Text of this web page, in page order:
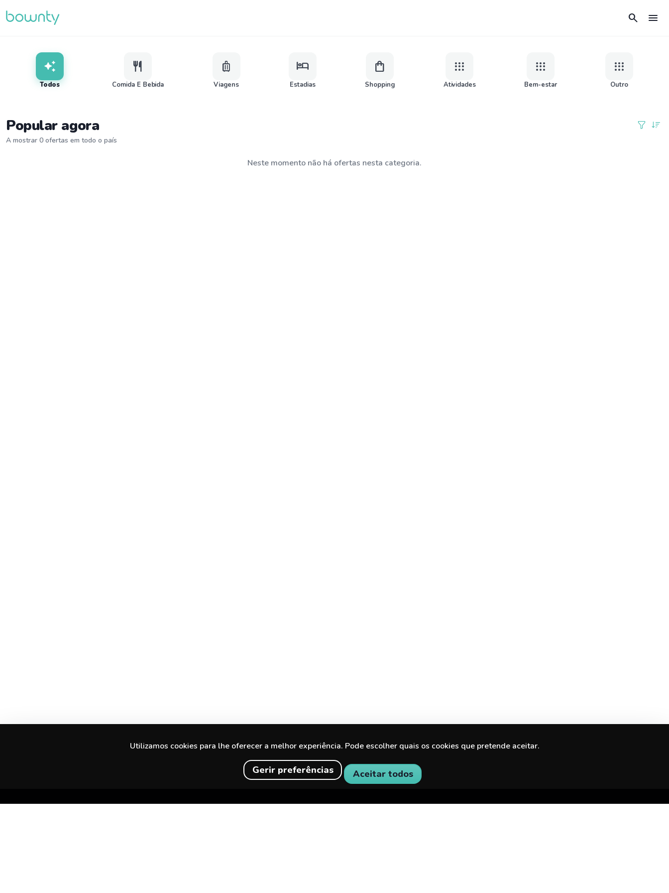
Utilizamos cookies para lhe oferecer a melhor experiência. Pode escolher quais os cookies que pretende aceitar.
Gerir preferências Aceitar todos
search menu
auto_awesome
Todos
restaurant
Comida E Bebida
luggage
Viagens
hotel
Estadias
shopping_bag
Shopping
apps
Atividades
apps
Bem-estar
apps
Outro
Popular agora
A mostrar 0 ofertas em todo o país
Neste momento não há ofertas nesta categoria.